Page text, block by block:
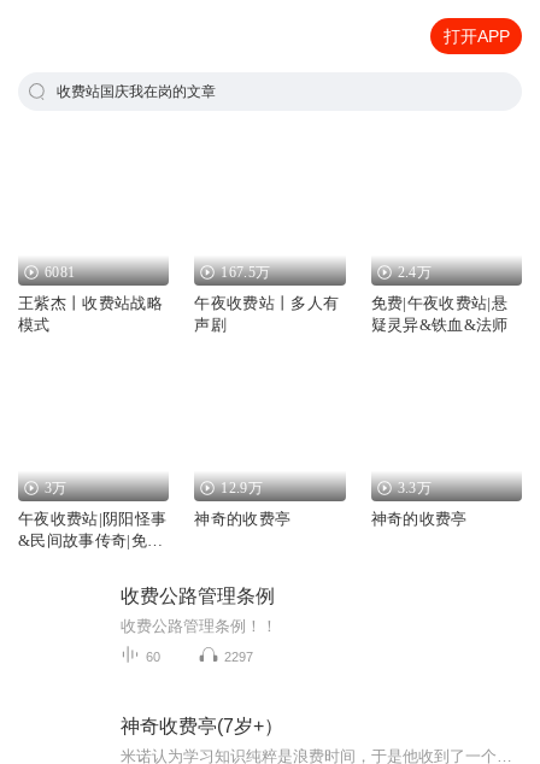
打开APP
收费站国庆我在岗的文章
6081
王紫杰丨收费站战略
模式
167.5万
午夜收费站丨多人有
声剧
2.4万
免费|午夜收费站|悬
疑灵异&铁血&法师
3万
午夜收费站|阴阳怪事
&民间故事传奇|免费
12.9万
神奇的收费亭
3.3万
神奇的收费亭
收费公路管理条例
收费公路管理条例！！
60 2297
神奇收费亭(7岁+）